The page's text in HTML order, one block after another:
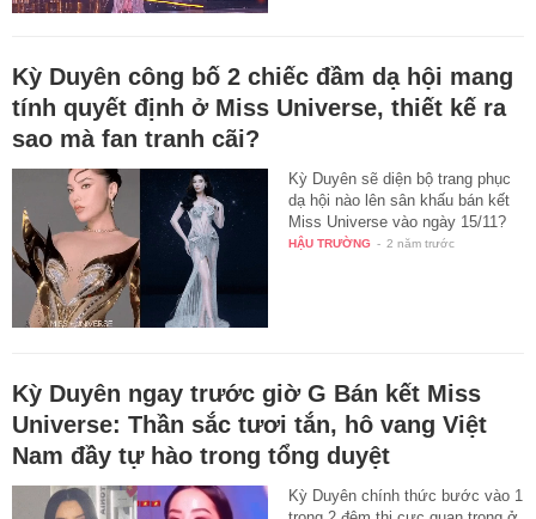
Kỳ Duyên công bố 2 chiếc đầm dạ hội mang
tính quyết định ở Miss Universe, thiết kế ra
sao mà fan tranh cãi?
Kỳ Duyên sẽ diện bộ trang phục
dạ hội nào lên sân khấu bán kết
Miss Universe vào ngày 15/11?
HẬU TRƯỜNG - 2 năm trước
Kỳ Duyên ngay trước giờ G Bán kết Miss
Universe: Thần sắc tươi tắn, hô vang Việt
Nam đầy tự hào trong tổng duyệt
Kỳ Duyên chính thức bước vào 1